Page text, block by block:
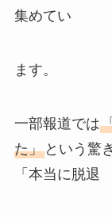
集めてい
ます。
一部報道では
た」という驚
「本当に脱退